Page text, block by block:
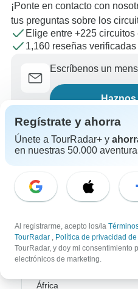
¡Ponte en contacto con
tus preguntas sobre los
Elige entre +225 circuitos
1,160 reseñas
Escríbenos un
Llámanos
Destinos más
África
Regístrate y ahorra
Únete a TourRadar+ y
en nuestras 50.000
Al registrarme, acepto los/la
TourRadar , Política de privacidad
TourRadar, y doy mi consentimiento
electrónicos de marketing.